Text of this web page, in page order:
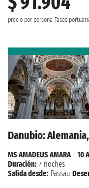
precio por persona Tasas
Danubio:
MS AMADEUS AMARA| 10
Duración: 7 noches
Salida desde: Passau